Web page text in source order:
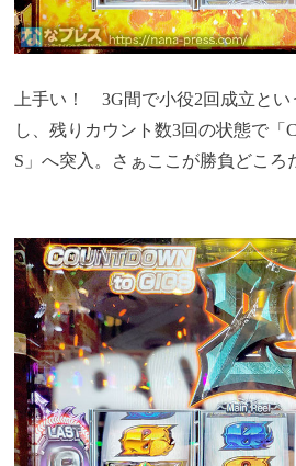
上手い！ 3G間で小役2回成立とい
し、残りカウント数3回の状態で「
S」へ突入。さぁここが勝負どころ